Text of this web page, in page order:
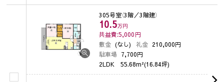
305号室（3階／3階建）
10.5万円
共益費:5,000円
敷金 (なし) 礼金 210,000円
駐車場 7,700円
2LDK 55.68m²(16.84坪)